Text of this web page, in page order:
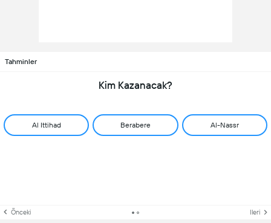
Tahminler
Kim Kazanacak?
Al Ittihad Berabere Al-Nassr
Önceki Ileri